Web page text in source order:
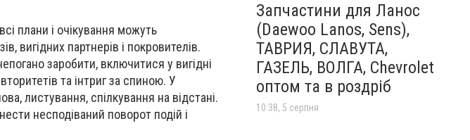
всі плани і очікування можуть
вигідних партнерів і покровителів.
заробити, включитися у вигідні
та інтриг за спиною. У
листування, спілкування на відстані.
несподіваний поворот подій і
Запчастини для Ланос
(Daewoo Lanos, Sens),
ТАВРИЯ, СЛАВУТА,
ГАЗЕЛЬ, ВОЛГА, Chevrolet
оптом та в роздріб
10:38, 5 серпня